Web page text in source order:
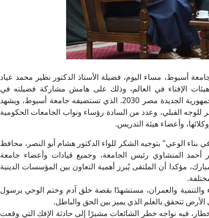
أسيوط، مساء اليوم، فضيلة الأستاذ الدكتور نظير محمد عياد
الإفتاء في العالم، وذلك على هامش مشاركة فضيلته في
فعاليات ملتقى قادة اتحادات طلاب جامعات الجمهورية الجديدة مصر 2030. الذي تستضيفه جامعة أسيوط، ويشهد
القبلي، وعدد من السادة رؤساء ونواب الجامعات الحكومية
وأعضاء هيئة التدريس.
بناء الوعي" بتوجيه الشكر للواء الدكتور هشام أبو النصر، محافظ
أحمد المنشاوي رئيس الجامعة، وجميع قيادات وأعضاء جامعة
مؤكدا أن الملتقى يُبرز أهمية التعاون بين المؤسسات الدينية
والتنمية والعمران، مستشهدًا بقصة خلق آدم وختم الوحي برسول
تتحقق بالعلم الذي يميز بين الحق والباطل.
فبه نواجه خطر الشائعات مشيرًا إلى حادثة الإفك التي وقعت